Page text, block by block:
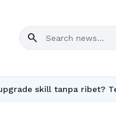
search
skill tanpa ribet?